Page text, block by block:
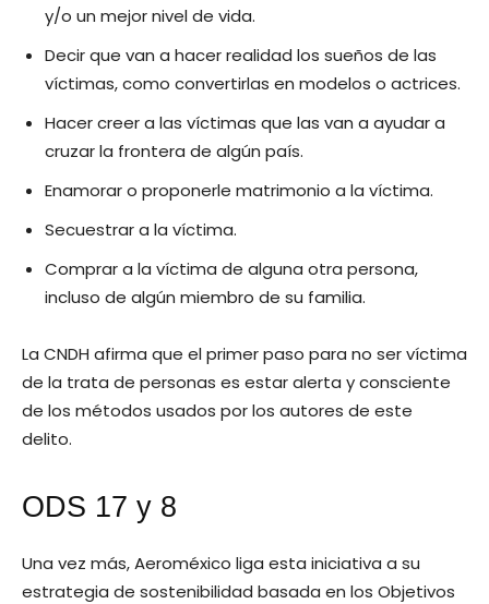
y/o un mejor nivel de vida.
Decir que van a hacer realidad los sueños de las
víctimas, como convertirlas en modelos o actrices.
Hacer creer a las víctimas que las van a ayudar a
cruzar la frontera de algún país.
Enamorar o proponerle matrimonio a la víctima.
Secuestrar a la víctima.
Comprar a la víctima de alguna otra persona,
incluso de algún miembro de su familia.
La CNDH afirma que el primer paso para no ser víctima
de la trata de personas es estar alerta y consciente
de los métodos usados por los autores de este
delito.
ODS 17 y 8
Una vez más, Aeroméxico liga esta iniciativa a su
estrategia de sostenibilidad basada en los Objetivos